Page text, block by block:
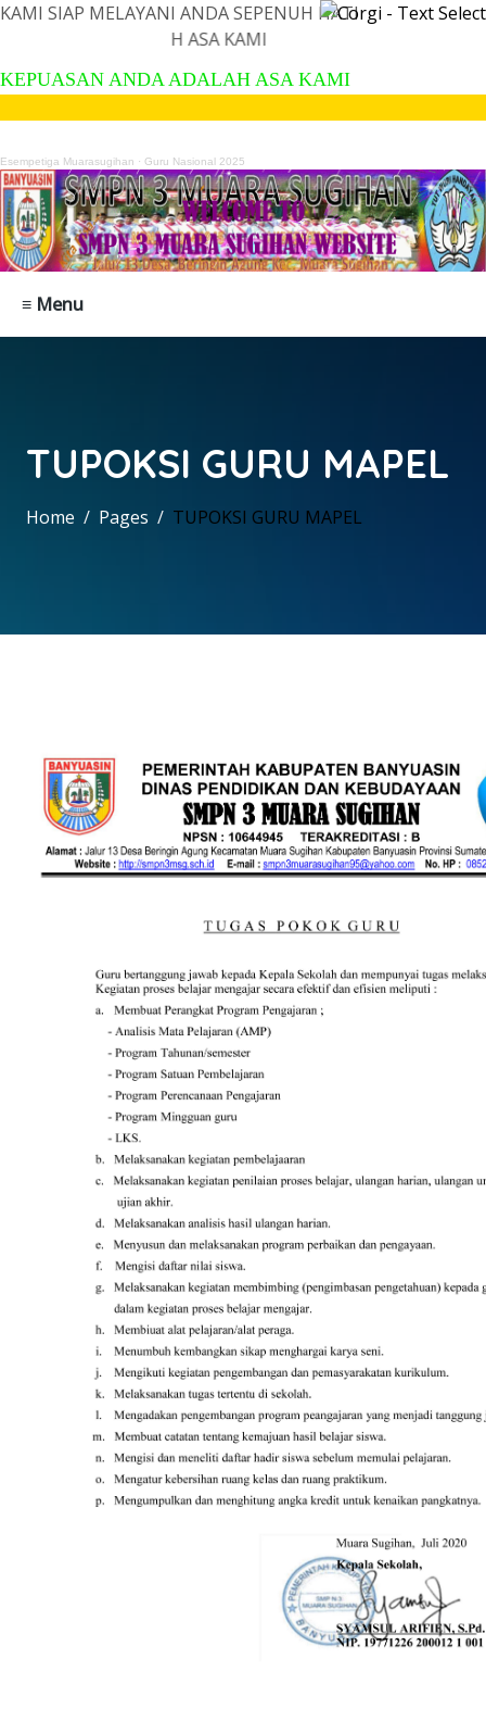
KAMI SIAP MELAYANI ANDA SEPENUH HATI
KEPUASAN ANDA ADALAH ASA KAMI
Esempetiga Muarasugihan · Guru Nasional 2025
≡ Menu
TUPOKSI GURU MAPEL
Home Pages TUPOKSI GURU MAPEL